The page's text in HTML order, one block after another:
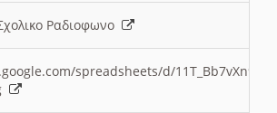
Ραδιοφωνο
spreadsheets/d/